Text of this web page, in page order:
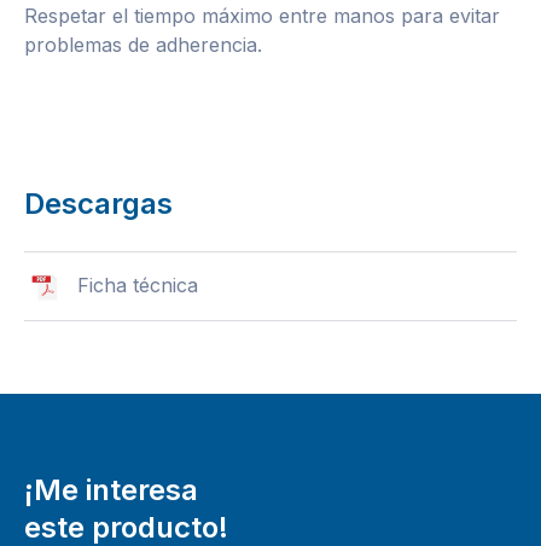
Respetar el tiempo máximo entre manos para evitar
problemas de adherencia.
Descargas
Ficha técnica
¡Me interesa
este producto!